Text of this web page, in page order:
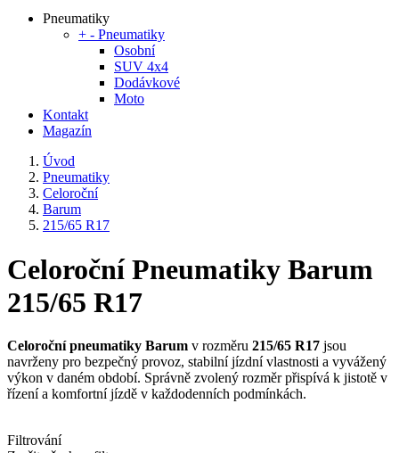
Pneumatiky
+ - Pneumatiky
Osobní
SUV 4x4
Dodávkové
Moto
Kontakt
Magazín
Úvod
Pneumatiky
Celoroční
Barum
215/65 R17
Celoroční Pneumatiky Barum
215/65 R17
Celoroční pneumatiky Barum v rozměru 215/65 R17 jsou
navrženy pro bezpečný provoz, stabilní jízdní vlastnosti a vyvážený
výkon v daném období. Správně zvolený rozměr přispívá k jistotě v
řízení a komfortní jízdě v každodenních podmínkách.
Filtrování